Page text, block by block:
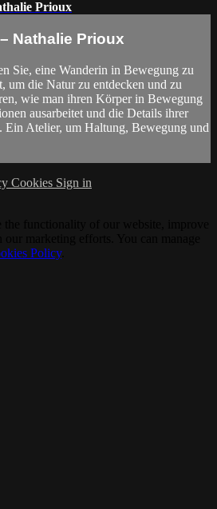
Prioux
Nathalie Prioux
Sie, eine Wanderin in Bewegung zu
um die Natur zu entdecken und zu
wie man ihren Körper in Bewegung
ausarbeitet und die Details ihrer
Ein Atelier, um Haltung, Bewegung und
Cookies Sign in
Policy.